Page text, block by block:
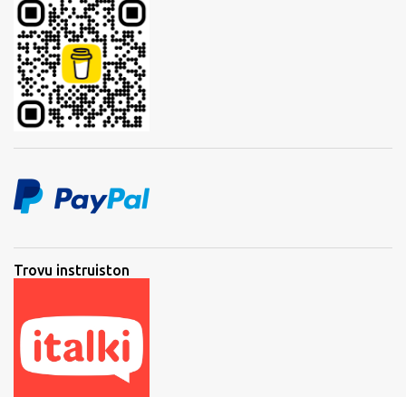
Trovu instruiston